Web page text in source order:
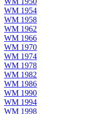
WM 1954
WM 1958
WM 1962
WM 1966
WM 1970
WM 1974
WM 1978
WM 1982
WM 1986
WM 1990
WM 1994
WM 1998